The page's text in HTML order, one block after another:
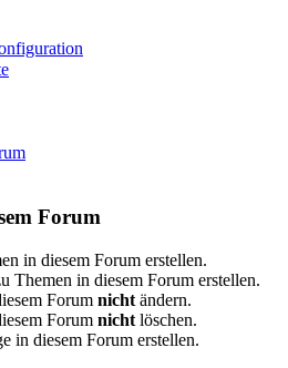
Forum
in diesem Forum erstellen.
Themen in diesem Forum erstellen.
Forum nicht ändern.
Forum nicht löschen.
in diesem Forum erstellen.